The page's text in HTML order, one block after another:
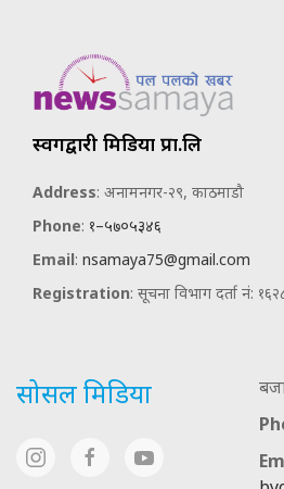
स्वर्गद्वारी मिडिया प्रा.लि
Address: अनामनगर-२९, काठमाडौ
Phone: १–५७०५३४६
Email: nsamaya75@gmail.com
Registration: सूचना विभाग दर्ता नं:
सोसल मिडिया